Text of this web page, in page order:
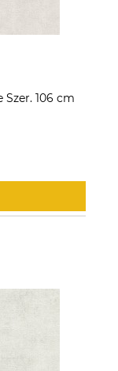
Szer. 106 cm